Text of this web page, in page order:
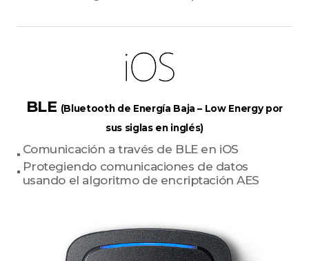
BLE (Bluetooth de Energía Baja – Low Energy por
sus siglas en inglés)
Comunicación a través de BLE en iOS
Protegiendo comunicaciones de datos
usando el algoritmo de encriptación AES